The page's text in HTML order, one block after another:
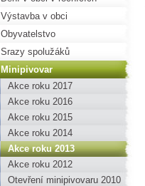
Výstavba v obci
Obyvatelstvo
Srazy spolužáků
Minipivovar
Akce roku 2017
Akce roku 2016
Akce roku 2015
Akce roku 2014
Akce roku 2013
Akce roku 2012
Otevření minipivovaru 2010